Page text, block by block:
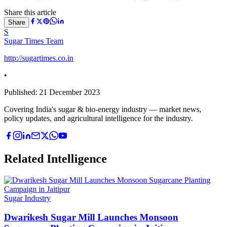
Share this article
Share
S
Sugar Times Team
http://sugartimes.co.in
•
Published: 21 December 2023
Covering India's sugar & bio-energy industry — market news,
policy updates, and agricultural intelligence for the industry.
Related Intelligence
Sugar Industry
Dwarikesh Sugar Mill Launches Monsoon